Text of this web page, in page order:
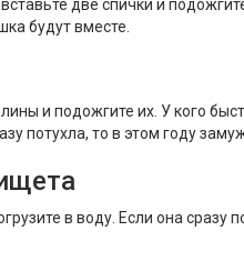
две спички и
будут вместе.
и подожгите их. У кого
потухла, то в этом году
в воду. Если она сразу